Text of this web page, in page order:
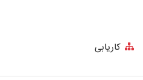
کاریابی